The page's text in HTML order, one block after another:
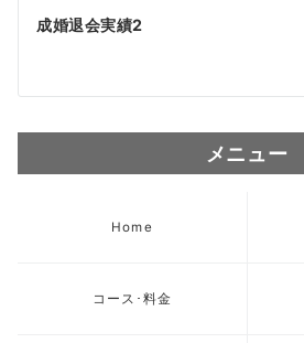
稿
ビ
ゲ
成婚退会実績2
メニュー
Home
コース･料金